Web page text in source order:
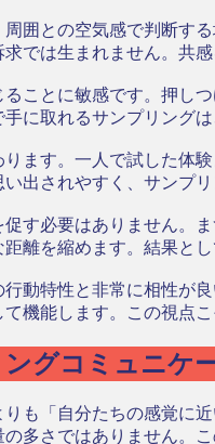
囲との空気感で判断す
では生まれません。共
ことに敏感です。押し
に取れるサンプリング
ます。一人で試した体
出されやすく、サンプ
す必要はありません。
離を縮めます。結果と
動特性と非常に相性が
機能します。この視点
グコミュニケ
も「自分たちの感覚に
多さではありません。